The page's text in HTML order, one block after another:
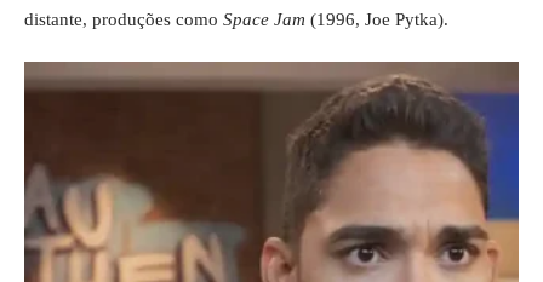
distante, produções como Space Jam (1996, Joe Pytka).